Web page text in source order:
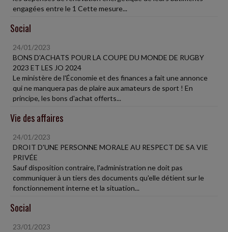
engagées entre le 1 Cette mesure...
Social
24/01/2023
BONS D'ACHATS POUR LA COUPE DU MONDE DE RUGBY
2023 ET LES JO 2024
Le ministère de l'Économie et des finances a fait une annonce
qui ne manquera pas de plaire aux amateurs de sport ! En
principe, les bons d'achat offerts...
Vie des affaires
24/01/2023
DROIT D'UNE PERSONNE MORALE AU RESPECT DE SA VIE
PRIVÉE
Sauf disposition contraire, l'administration ne doit pas
communiquer à un tiers des documents qu'elle détient sur le
fonctionnement interne et la situation...
Social
23/01/2023